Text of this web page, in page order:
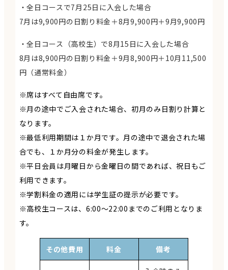
・全日コースで7月25日に入会した場合
7月は9,900円の日割り料金＋8月9,900円＋9月9,900円
・全日コース（高校生）で8月15日に入会した場合
8月は8,900円の日割り料金＋9月8,900円＋10月11,500
円（通常料金）
※席はすべて自由席です。
※月の途中でご入会された場合、初月のみ日割り計算と
なります。
※最低利用期間は１か月です。月の途中で退会された場
合でも、１か月分の料金が発生します。
※平日会員は月曜日から金曜日の間であれば、祝日もご
利用できます。
※学割料金の適用には学生証の提示が必要です。
※高校生コースは、6:00〜22:00までのご利用となりま
す。
その他費用 料金 備考